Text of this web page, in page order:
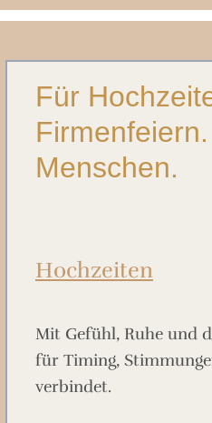
Für
Menschen.
Hochzeiten
Mit Gefühl, Ruhe und
für Timing,
verbindet.